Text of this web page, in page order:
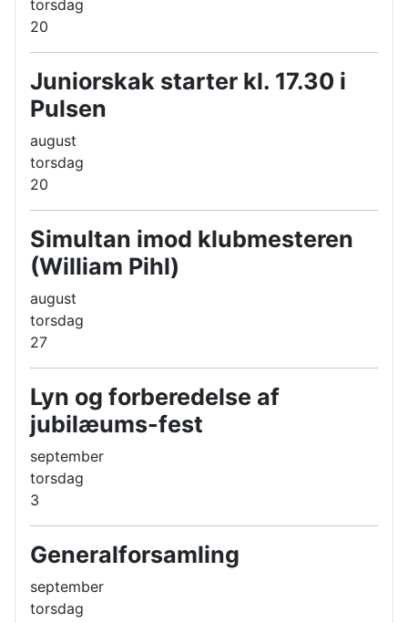
torsdag
20
Juniorskak starter kl. 17.30 i
Pulsen
august
torsdag
20
Simultan imod klubmesteren
(William Pihl)
august
torsdag
27
Lyn og forberedelse af
jubilæums-fest
september
torsdag
3
Generalforsamling
september
torsdag